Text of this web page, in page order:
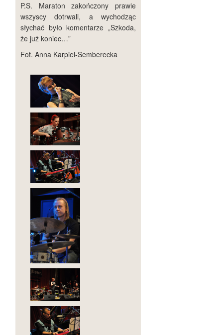
P.S. Maraton zakończony prawie
wszyscy dotrwali, a wychodząc
słychać było komentarze „Szkoda,
że już koniec…”
Fot. Anna Karpiel-Semberecka